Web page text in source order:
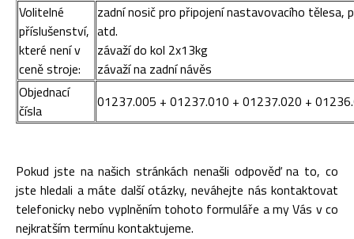
Volitelné
příslušenství,
které není v
ceně stroje:
zadní nosič pro připojení nastavovacího tělesa,
atd.
závaží do kol 2x13kg
závaží na zadní návěs
Objednací
čísla
01237.005 + 01237.010 + 01237.020 +
Pokud jste na našich stránkách nenašli odpověď na to, co
jste hledali a máte další otázky, neváhejte nás kontaktovat
telefonicky nebo vyplněním tohoto formuláře a my Vás v co
nejkratším termínu kontaktujeme.